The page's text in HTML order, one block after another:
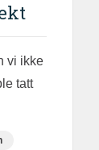
vi ikke
tatt